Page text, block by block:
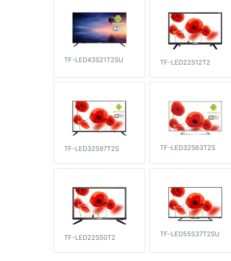
TF-LED43S21T2SU TF-LED22S12T2
TF-LED32S97T2S TF-LED32S63T2S
TF-LED22S50T2 TF-LED55S37T2SU